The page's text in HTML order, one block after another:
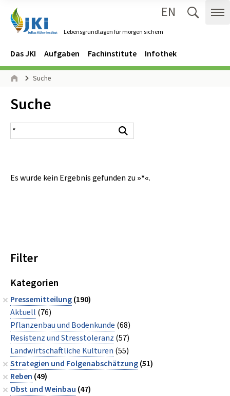
Lebensgrundlagen für morgen sichern
EN
Navigation
Hauptmenü
Das JKI Aufgaben Fachinstitute Infothek
Seitenpfad
Suche
Inhalt:
Suche
Suchergebnis
Es wurde kein Ergebnis gefunden zu »*«.
Filter
Kategorien
Pressemitteilung(190)
Aktuell (76)
Pflanzenbau und Bodenkunde (68)
Resistenz und Stresstoleranz (57)
Landwirtschaftliche Kulturen (55)
Strategien und Folgenabschätzung(51)
Reben (49)
Obst und Weinbau (47)